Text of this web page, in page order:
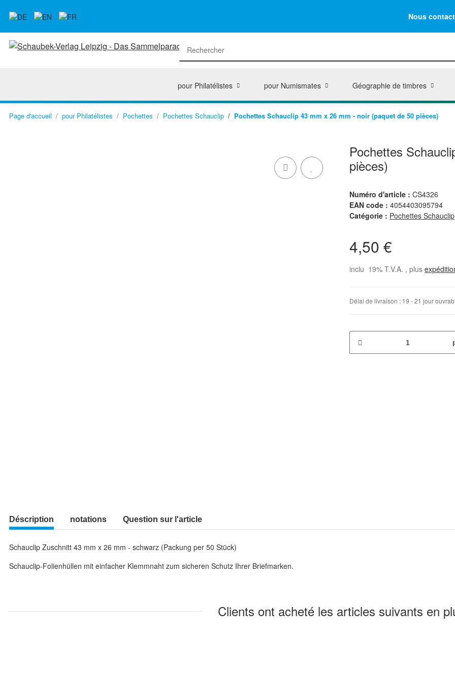
Nous
pour Philatélistes pour Numismates Géographie de timbres
Page d'accueil pour Philatélistes Pochettes Pochettes Schauclip Pochettes Schauclip 43 mm x 26 mm - noir (paquet de 50 pièces)
Pochettes
pièces)
Numéro d'article : CS4326
EAN code : 4054403095794
Catégorie : Pochettes Schauclip
4,50 €
inclu 19% T.V.A. , plus
Délai de livraison : 19 - 21 jour
Déscription notations Question sur l'article
Schauclip Zuschnitt 43 mm x 26 mm - schwarz (Packung per 50 Stück)
Schauclip-Folienhüllen mit einfacher Klemmnaht zum sicheren Schutz Ihrer Briefmarken.
Clients ont acheté les articles suivants en